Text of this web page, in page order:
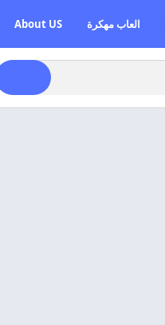
العاب مهكرة About US